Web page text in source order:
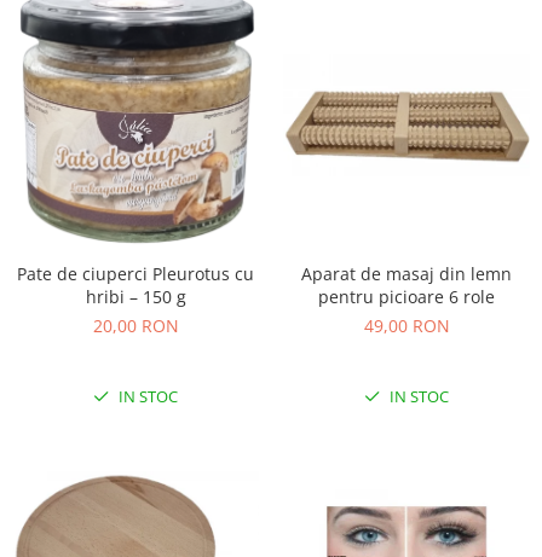
Pate de ciuperci Pleurotus cu
hribi – 150 g
20,00 RON
IN STOC
Aparat de masaj din lemn
pentru picioare 6 role
49,00 RON
IN STOC